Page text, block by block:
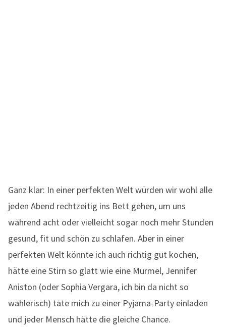
Ganz klar: In einer perfekten Welt würden wir wohl alle
jeden Abend rechtzeitig ins Bett gehen, um uns
während acht oder vielleicht sogar noch mehr Stunden
gesund, fit und schön zu schlafen. Aber in einer
perfekten Welt könnte ich auch richtig gut kochen,
hätte eine Stirn so glatt wie eine Murmel, Jennifer
Aniston (oder Sophia Vergara, ich bin da nicht so
wählerisch) täte mich zu einer Pyjama-Party einladen
und jeder Mensch hätte die gleiche Chance.